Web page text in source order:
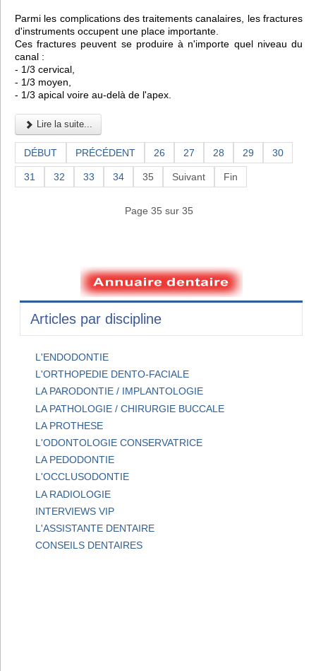
Parmi les complications des traitements canalaires, les fractures
d'instruments occupent une place importante.
Ces fractures peuvent se produire à n'importe quel niveau du
canal :
- 1/3 cervical,
- 1/3 moyen,
- 1/3 apical voire au-delà de l'apex.
Lire la suite...
DÉBUT PRÉCÉDENT 26 27 28 29 30
31 32 33 34 35 Suivant Fin
Page 35 sur 35
Articles par discipline
L'ENDODONTIE
L'ORTHOPEDIE DENTO-FACIALE
LA PARODONTIE / IMPLANTOLOGIE
LA PATHOLOGIE / CHIRURGIE BUCCALE
LA PROTHESE
L'ODONTOLOGIE CONSERVATRICE
LA PEDODONTIE
L'OCCLUSODONTIE
LA RADIOLOGIE
INTERVIEWS VIP
L'ASSISTANTE DENTAIRE
CONSEILS DENTAIRES